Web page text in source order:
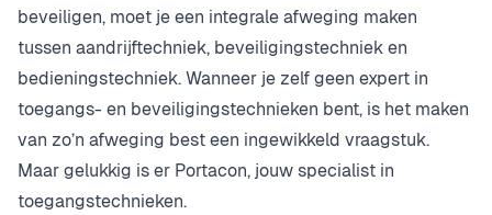
beveiligen, moet je een integrale afweging maken
tussen aandrijftechniek, beveiligingstechniek en
bedieningstechniek. Wanneer je zelf geen expert in
toegangs- en beveiligingstechnieken bent, is het maken
van zo’n afweging best een ingewikkeld vraagstuk.
Maar gelukkig is er Portacon, jouw specialist in
toegangstechnieken.